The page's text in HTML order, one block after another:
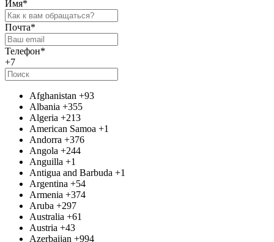
Имя*
Почта*
Телефон*
+7
Afghanistan +93
Albania +355
Algeria +213
American Samoa +1
Andorra +376
Angola +244
Anguilla +1
Antigua and Barbuda +1
Argentina +54
Armenia +374
Aruba +297
Australia +61
Austria +43
Azerbaijan +994